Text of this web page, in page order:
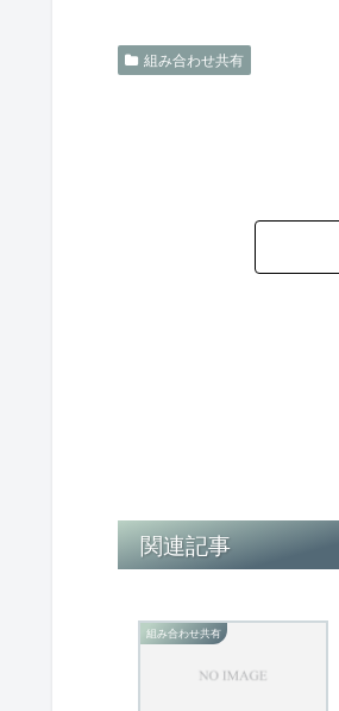
組み合わせ共有
関連記事
組み合わせ共有